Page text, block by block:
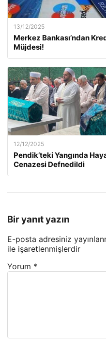
13/12/2025
Merkez Bankası’ndan
Müjdesi!
12/12/2025
Pendik’teki Yangında
Cenazesi Defnedildi
Bir yanıt yazın
E-posta adresiniz
ile işaretlenmişlerdir
Yorum *